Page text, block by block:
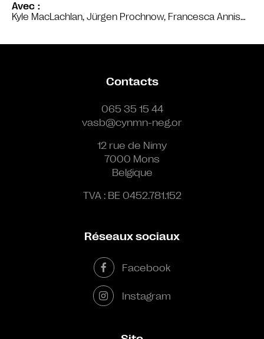
Avec
Kyle MacLachlan, Jürgen Prochnow, Francesca Annis…
Contacts
065 35 15 44
vasb@cynmn-neg.or
12 rue de Nimy
7000 Mons
Belgique
TVA : BE 0452.781.152
Réseaux sociaux
Facebook
Instagram